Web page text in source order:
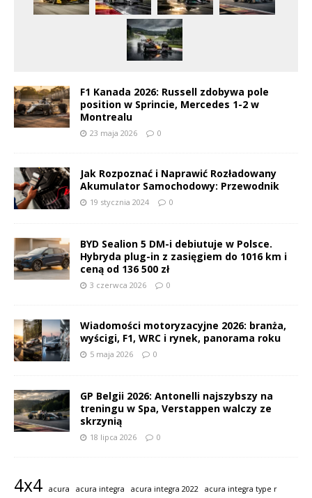
F1 Kanada 2026: Russell zdobywa pole
position w Sprincie, Mercedes 1-2 w
Montrealu
23 maja 2026 0
Jak Rozpoznać i Naprawić Rozładowany
Akumulator Samochodowy: Przewodnik
19 stycznia 2024 0
BYD Sealion 5 DM-i debiutuje w Polsce.
Hybryda plug-in z zasięgiem do 1016 km i
ceną od 136 500 zł
3 czerwca 2026 0
Wiadomości motoryzacyjne 2026: branża,
wyścigi, F1, WRC i rynek, panorama roku
5 maja 2026 0
GP Belgii 2026: Antonelli najszybszy na
treningu w Spa, Verstappen walczy ze
skrzynią
18 lipca 2026 0
4x4 acura acura integra acura integra 2022 acura integra type r